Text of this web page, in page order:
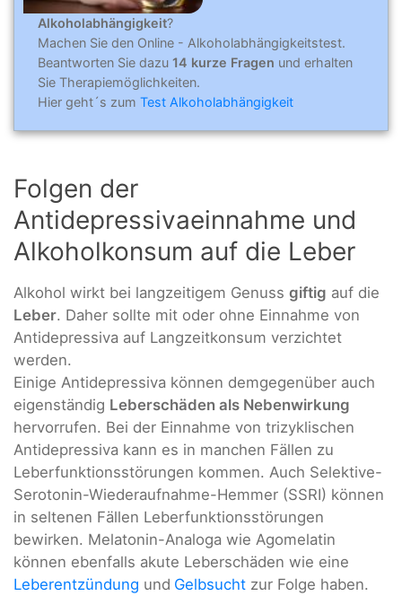
Alkoholabhängigkeit?
Machen Sie den Online - Alkoholabhängigkeitstest.
Beantworten Sie dazu 14 kurze Fragen und erhalten
Sie Therapiemöglichkeiten.
Hier geht´s zum Test Alkoholabhängigkeit
Folgen der
Antidepressivaeinnahme und
Alkoholkonsum auf die Leber
Alkohol wirkt bei langzeitigem Genuss giftig auf die
Leber. Daher sollte mit oder ohne Einnahme von
Antidepressiva auf Langzeitkonsum verzichtet
werden.
Einige Antidepressiva können demgegenüber auch
eigenständig Leberschäden als Nebenwirkung
hervorrufen. Bei der Einnahme von trizyklischen
Antidepressiva kann es in manchen Fällen zu
Leberfunktionsstörungen kommen. Auch Selektive-
Serotonin-Wiederaufnahme-Hemmer (SSRI) können
in seltenen Fällen Leberfunktionsstörungen
bewirken. Melatonin-Analoga wie Agomelatin
können ebenfalls akute Leberschäden wie eine
Leberentzündung und Gelbsucht zur Folge haben.